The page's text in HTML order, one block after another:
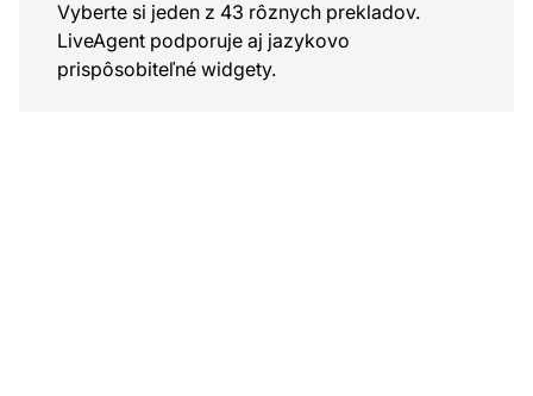
Vyberte si jeden z 43 rôznych prekladov.
LiveAgent podporuje aj jazykovo
prispôsobiteľné widgety.